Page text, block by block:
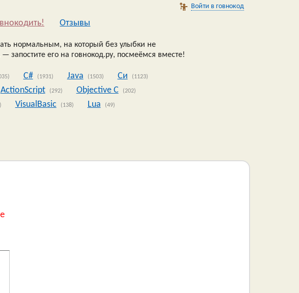
Войти в говнокод
Oтзывы
нормальным, на который без улыбки не
запостите его на говнокод.ру, посмеёмся вместе!
C# (1931) Java (1503) Си (1123)
ActionScript (292) Objective C (202)
VisualBasic (138) Lua (49)